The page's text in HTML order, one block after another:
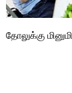
தோலுக்கு